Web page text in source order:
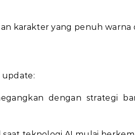
karakter yang penuh warna
dengan strategi